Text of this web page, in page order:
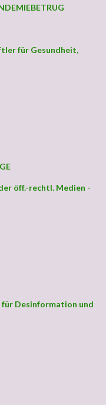
für Gesundheit,
öff.-rechtl. Medien -
für Desinformation und